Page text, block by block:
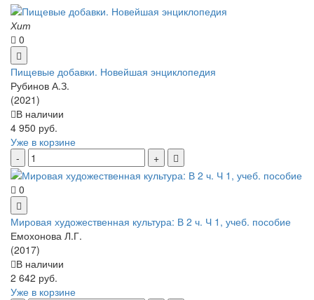
Хит
0
Пищевые добавки. Новейшая энциклопедия
Рубинов А.З.
(2021)
В наличии
4 950 руб.
Уже в корзине
0
Мировая художественная культура: В 2 ч. Ч 1, учеб. пособие
Емохонова Л.Г.
(2017)
В наличии
2 642 руб.
Уже в корзине